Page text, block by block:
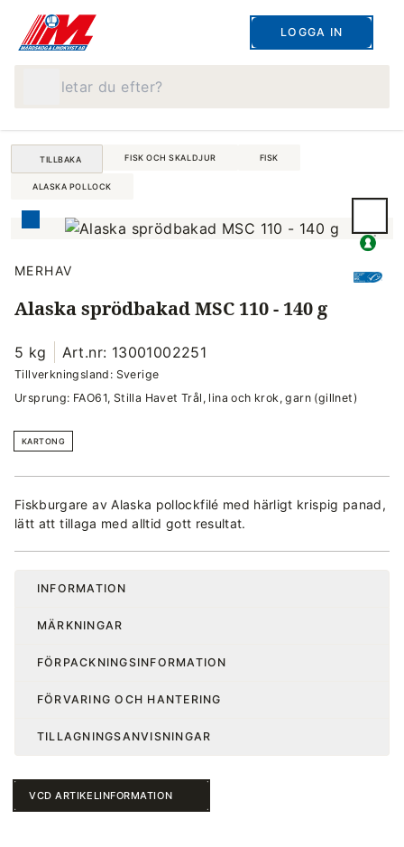
LOGGA IN
TILLBAKA FISK OCH SKALDJUR FISK
ALASKA POLLOCK
MERHAV
Alaska sprödbakad MSC 110 - 140 g
5 kg Art.nr: 13001002251
Tillverkningsland: Sverige
Ursprung: FAO61, Stilla Havet Trål, lina och krok, garn (gillnet)
KARTONG
Fiskburgare av Alaska pollockfilé med härligt krispig panad,
lätt att tillaga med alltid gott resultat.
INFORMATION
MÄRKNINGAR
FÖRPACKNINGSINFORMATION
FÖRVARING OCH HANTERING
TILLAGNINGSANVISNINGAR
VCD ARTIKELINFORMATION